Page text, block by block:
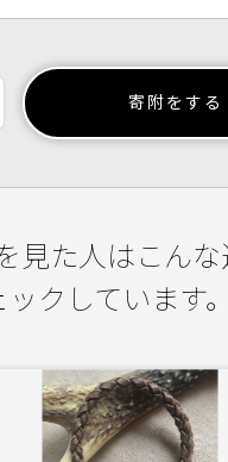
寄附をする
見た人はこんな
ックしています。